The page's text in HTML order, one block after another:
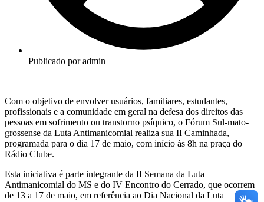
Publicado poradmin
Com o objetivo de envolver usuários, familiares, estudantes,
profissionais e a comunidade em geral na defesa dos direitos das
pessoas em sofrimento ou transtorno psíquico, o Fórum Sul-mato-
grossense da Luta Antimanicomial realiza sua II Caminhada,
programada para o dia 17 de maio, com início às 8h na praça do
Rádio Clube.
Esta iniciativa é parte integrante da II Semana da Luta
Antimanicomial do MS e do IV Encontro do Cerrado, que ocorrem
de 13 a 17 de maio, em referência ao Dia Nacional da Luta